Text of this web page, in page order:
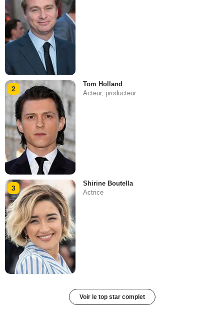
2
Tom Holland
Acteur, producteur
3
Shirine Boutella
Actrice
Voir le top star complet